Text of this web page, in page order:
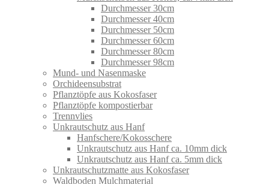
Durchmesser 30cm
Durchmesser 40cm
Durchmesser 50cm
Durchmesser 60cm
Durchmesser 80cm
Durchmesser 98cm
Mund- und Nasenmaske
Orchideensubstrat
Pflanztöpfe aus Kokosfaser
Pflanztöpfe kompostierbar
Trennvlies
Unkrautschutz aus Hanf
Hanfschere/Kokosschere
Unkrautschutz aus Hanf ca. 10mm dick
Unkrautschutz aus Hanf ca. 5mm dick
Unkrautschutzmatte aus Kokosfaser
Waldboden Mulchmaterial